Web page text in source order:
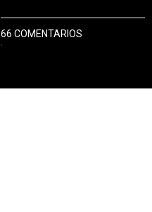
66 COMENTARIOS